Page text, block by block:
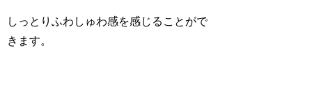
しっとりふわしゅわ感を感じることがで
きます。